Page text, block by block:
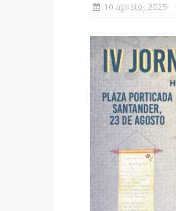
10 agosto, 2025